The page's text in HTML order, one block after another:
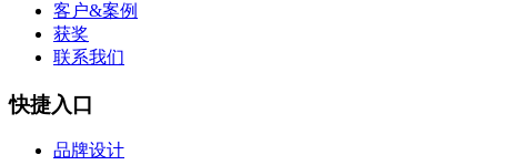
客户&案例
获奖
联系我们
快捷入口
品牌设计